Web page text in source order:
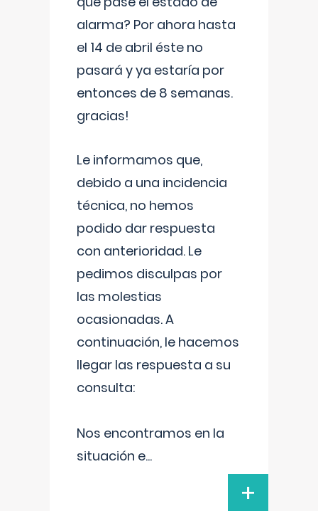
alarma? Por ahora hasta
el 14 de abril éste no
pasará y ya estaría por
entonces de 8 semanas.
gracias!
Le informamos que,
debido a una incidencia
técnica, no hemos
podido dar respuesta
con anterioridad. Le
pedimos disculpas por
las molestias
ocasionadas. A
continuación, le hacemos
llegar las respuesta a su
consulta:
Nos encontramos en la
situación e...
+